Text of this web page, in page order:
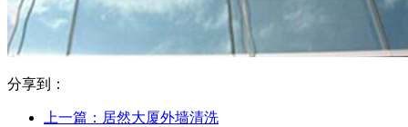
分享到：
上一篇：居然大厦外墙清洗